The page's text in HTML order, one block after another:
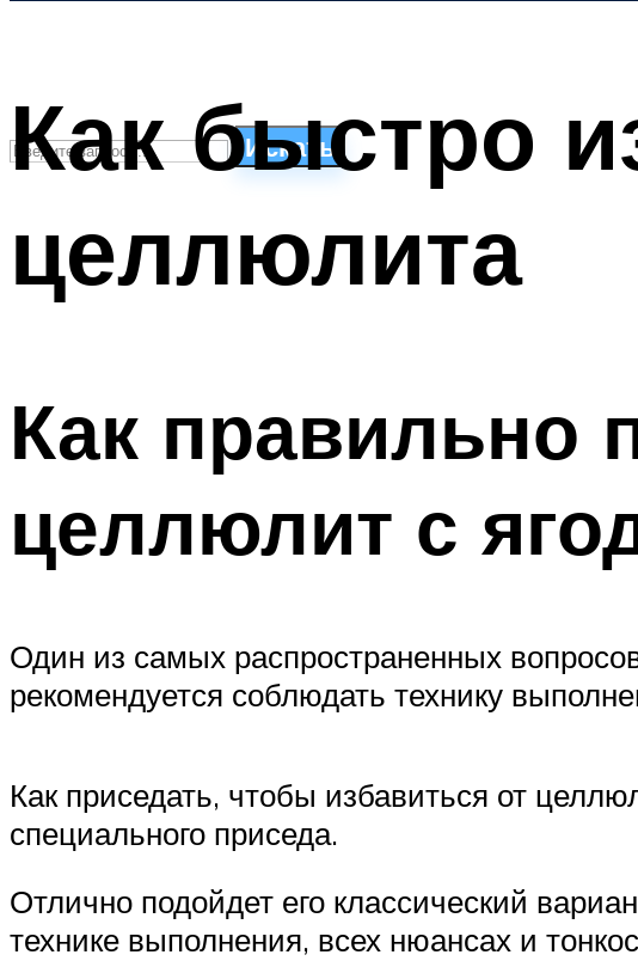
Искать
ПЛАВАНЬЕ ДЛЯ ДЕТЕЙ
ПЛАВАНЬЕ ДЛЯ ПОХУДЕНИЯ
МЕНЮ
Как быстро
целлюлита
Как правильно
целлюлит с
Один из самых распространенных
рекомендуется соблюдать технику
Как приседать, чтобы избавиться от
специального приседа.
Отлично подойдет его классический
технике выполнения, всех нюансах и